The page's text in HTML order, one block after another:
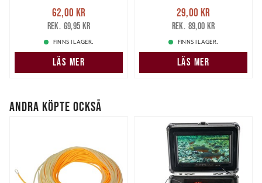
Nuvarande pris
62,00 krTidigare pris
69,95 kr
62,00 kr
69,95 kr
FINNS I LAGER.
LÄS MER
Nuvarande pris
29,00 krTidigare pris
89,00 kr
29,00 kr
89,00 kr
FINNS I LAGER.
LÄS MER
ANDRA KÖPTE OCKSÅ